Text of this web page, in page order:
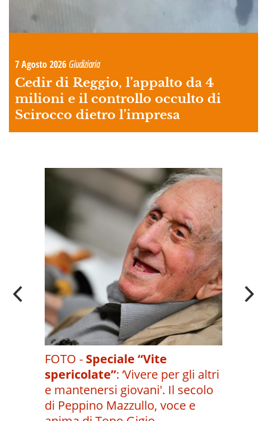
7 Agosto 2026 Giudiziaria
Cedir di Reggio, l’appalto da 4
milioni e il controllo occulto di
Scirocco dietro l’impresa
FOTO - Speciale “Vite
spericolate”: ‘Vivere per gli altri
e mantenersi giovani'. Il secolo
di Peppino Mazzullo, voce e